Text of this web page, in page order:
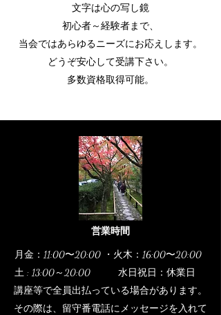
文字は心の写し鏡
初心者～経験者まで、
当会ではあらゆるニーズにお応えします。
どうぞ安心して受講下さい。
多数資格取得可能。
営業時間
月金：11:00〜20:00 ・火木：16:00〜20:00
土 : 13:00～20:00 水日祝日：休業日
講座等で全員出払っている場合があります。
その際は、留守番電話にメッセージを入れて